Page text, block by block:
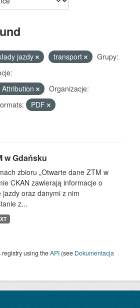
jazdy transport
Grupy:
Organizacje:
PDF
w Gdańsku
zbioru „Otwarte dane ZTM w
CKAN zawierają informacje o
jazdy oraz danymi z nim
z...
registry using theAPI (see Dokumentacja